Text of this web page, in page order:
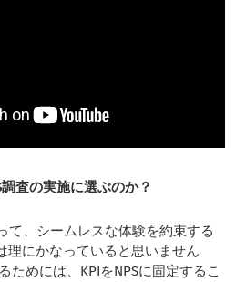
査の実施に選ぶのか？
て、シームレスな体験を約束する
理にかなっていると思いません
ためには、KPIをNPSに固定するこ